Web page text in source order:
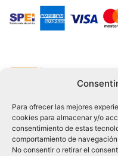
Para ofrecer las mejores
cookies para almacenar y/o
consentimiento de estas
comportamiento de
No consentir o retirar el
Tu compra es respaldada por
mejores prácticas de seguridad.
Distribuidora Tamex - México
e-commerce